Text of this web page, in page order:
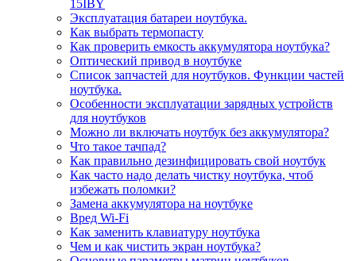
15IBY
Эксплуатация батареи ноутбука.
Как выбрать термопасту
Как проверить емкость аккумулятора ноутбука?
Оптический привод в ноутбуке
Список запчастей для ноутбуков. Функции частей
ноутбука.
Особенности эксплуатации зарядных устройств
для ноутбуков
Можно ли включать ноутбук без аккумулятора?
Что такое тачпад?
Как правильно дезинфицировать свой ноутбук
Как часто надо делать чистку ноутбука, чтоб
избежать поломки?
Замена аккумулятора на ноутбуке
Вред Wi-Fi
Как заменить клавиатуру ноутбука
Чем и как чистить экран ноутбука?